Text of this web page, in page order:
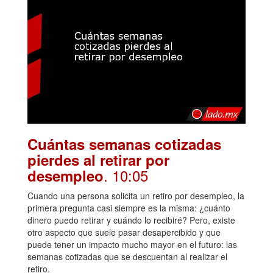
Cuántas semanas cotizadas
pierdes al retirar por
desempleo. 10:05
Cuando una persona solicita un retiro por desempleo, la
primera pregunta casi siempre es la misma: ¿cuánto
dinero puedo retirar y cuándo lo recibiré? Pero, existe
otro aspecto que suele pasar desapercibido y que
puede tener un impacto mucho mayor en el futuro: las
semanas cotizadas que se descuentan al realizar el
retiro.